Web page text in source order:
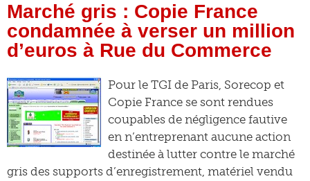
Marché gris : Copie France
condamnée à verser un million
d’euros à Rue du Commerce
Pour le TGI de Paris, Sorecop et
Copie France se sont rendues
coupables de négligence fautive
en n’entreprenant aucune action
destinée à lutter contre le marché
gris des supports d’enregistrement, matériel vendu